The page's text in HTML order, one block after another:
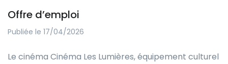
Offre d’emploi
Publiée le 17/04/2026
Le cinéma Cinéma Les Lumières, équipement culturel